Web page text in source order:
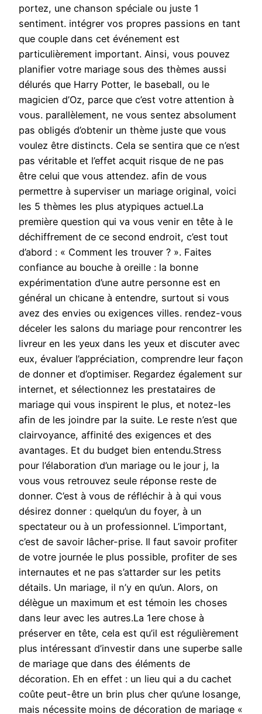
portez, une chanson spéciale ou juste 1
sentiment. intégrer vos propres passions en tant
que couple dans cet événement est
particulièrement important. Ainsi, vous pouvez
planifier votre mariage sous des thèmes aussi
délurés que Harry Potter, le baseball, ou le
magicien d’Oz, parce que c’est votre attention à
vous. parallèlement, ne vous sentez absolument
pas obligés d’obtenir un thème juste que vous
voulez être distincts. Cela se sentira que ce n’est
pas véritable et l’effet acquit risque de ne pas
être celui que vous attendez. afin de vous
permettre à superviser un mariage original, voici
les 5 thèmes les plus atypiques actuel.La
première question qui va vous venir en tête à le
déchiffrement de ce second endroit, c’est tout
d’abord : « Comment les trouver ? ». Faites
confiance au bouche à oreille : la bonne
expérimentation d’une autre personne est en
général un chicane à entendre, surtout si vous
avez des envies ou exigences villes. rendez-vous
déceler les salons du mariage pour rencontrer les
livreur en les yeux dans les yeux et discuter avec
eux, évaluer l’appréciation, comprendre leur façon
de donner et d’optimiser. Regardez également sur
internet, et sélectionnez les prestataires de
mariage qui vous inspirent le plus, et notez-les
afin de les joindre par la suite. Le reste n’est que
clairvoyance, affinité des exigences et des
avantages. Et du budget bien entendu.Stress
pour l’élaboration d’un mariage ou le jour j, la
vous vous retrouvez seule réponse reste de
donner. C’est à vous de réfléchir à à qui vous
désirez donner : quelqu’un du foyer, à un
spectateur ou à un professionnel. L’important,
c’est de savoir lâcher-prise. Il faut savoir profiter
de votre journée le plus possible, profiter de ses
internautes et ne pas s’attarder sur les petits
détails. Un mariage, il n’y en qu’un. Alors, on
délègue un maximum et est témoin les choses
dans leur avec les autres.La 1ere chose à
préserver en tête, cela est qu’il est régulièrement
plus intéressant d’investir dans une superbe salle
de mariage que dans des éléments de
décoration. Eh en effet : un lieu qui a du cachet
coûte peut-être un brin plus cher qu’une losange,
mais nécessite moins de décoration de mariage «